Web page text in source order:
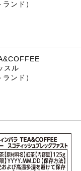
ンド）
スル
ンド）